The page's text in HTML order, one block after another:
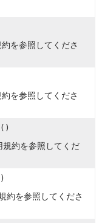
を参照してくださ
を参照してくださ
()
規約を参照してくだ
約を参照してくださ